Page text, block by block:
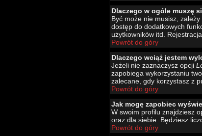
Dlaczego w ogóle muszę
Być może nie musisz,
dostęp do dodatkowych
użytkowników itd.
Powrót do góry
Dlaczego wciąż jestem
Jeżeli nie zaznaczysz opcji
zapobiega wykorzystaniu
zalecane, gdy korzystasz z
Powrót do góry
Jak mogę zapobiec
W swoim profilu znajdziesz
oraz dla siebie. Będziesz
Powrót do góry